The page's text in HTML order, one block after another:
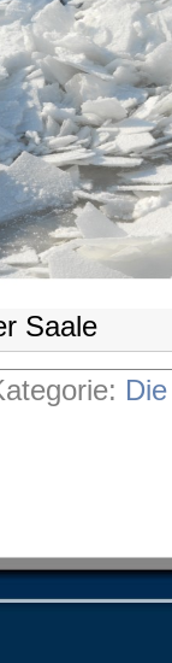
Saale